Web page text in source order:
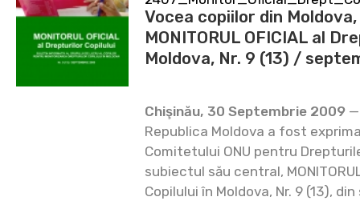
Vocea copiilor din
MONITORUL OFICIAL al
Moldova, Nr. 9 (13) /
Chişinău, 30 Septembrie 2009
Republica Moldova a fost
Comitetului ONU pentru
subiectul său central,
Copilului în Moldova, Nr. 9 (13),